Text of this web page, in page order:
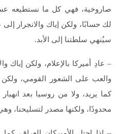
صاروخية، فهي كل ما نستطيعه
لك حسابًا، ولكن إياك والانجرار
سيُنهي سلطتنا إلى الأبد.
– عادِ أميركا بالإعلام، ولكن إياك
والعب على الشعور القومي،
كما يريد، ولا من روسيا بعد
محدودًا، ولكنها مصدر لتسليحنا،